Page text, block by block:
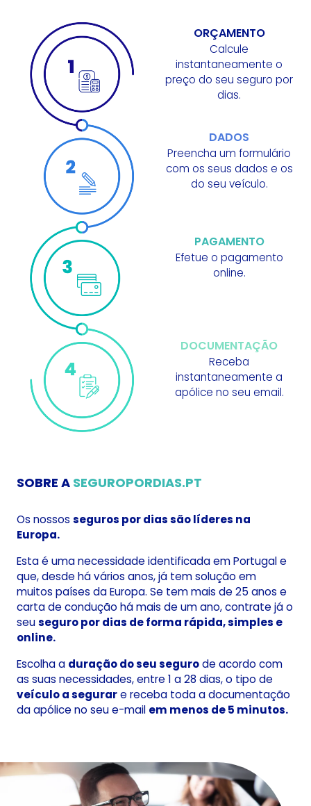
ORÇAMENTO
Calcule
instantaneamente o
preço do seu seguro por
dias.
DADOS
Preencha um formulário
com os seus dados e os
do seu veículo.
PAGAMENTO
Efetue o pagamento
online.
DOCUMENTAÇÃO
Receba
instantaneamente a
apólice no seu email.
SOBRE A SEGUROPORDIAS.PT
Os nossos seguros por dias são líderes na
Europa.
Esta é uma necessidade identificada em Portugal e
que, desde há vários anos, já tem solução em
muitos países da Europa. Se tem mais de 25 anos e
carta de condução há mais de um ano, contrate já o
seuseguro por dias de forma rápida, simples e
online.
Escolha a duração do seu segurode acordo com
as suas necessidades, entre 1 a 28 dias, o tipo de
veículo a segurare receba toda a documentação
da apólice no seu e-mail em menos de 5 minutos.